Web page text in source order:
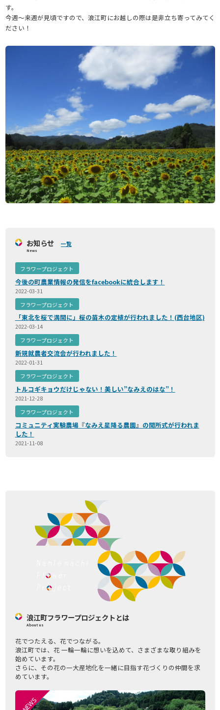
す。
今週～来週が見頃ですので、浪江町にお越しの際は是非立ち寄ってみてく
ださい！
お知らせ 一覧
News
フラワープロジェクト
今後の町農業情報の発信をfacebookに統合します！
2022-03-31
フラワープロジェクト
「東北を桜で満開に」桜の苗木の定植が行われました！(西台地区)
2022-03-14
フラワープロジェクト
新規就農者交流会が行われました！
2022-01-31
フラワープロジェクト
トルコギキョウだけじゃない！美しい”なみえのはな”！
2021-12-28
フラワープロジェクト
コミュニティ実験農場『なみえ星降る農園』の開所式が行われま
した！
2021-11-08
浪江町フラワープロジェクトとは
About us
花でつたえる、花でつながる。
浪江町では、花 一輪一輪に想いを込めて、さまざまな取り組みを
始めています。
さらに、その花の一大産地化を一緒に目指す花づくりの仲間を求
めています。